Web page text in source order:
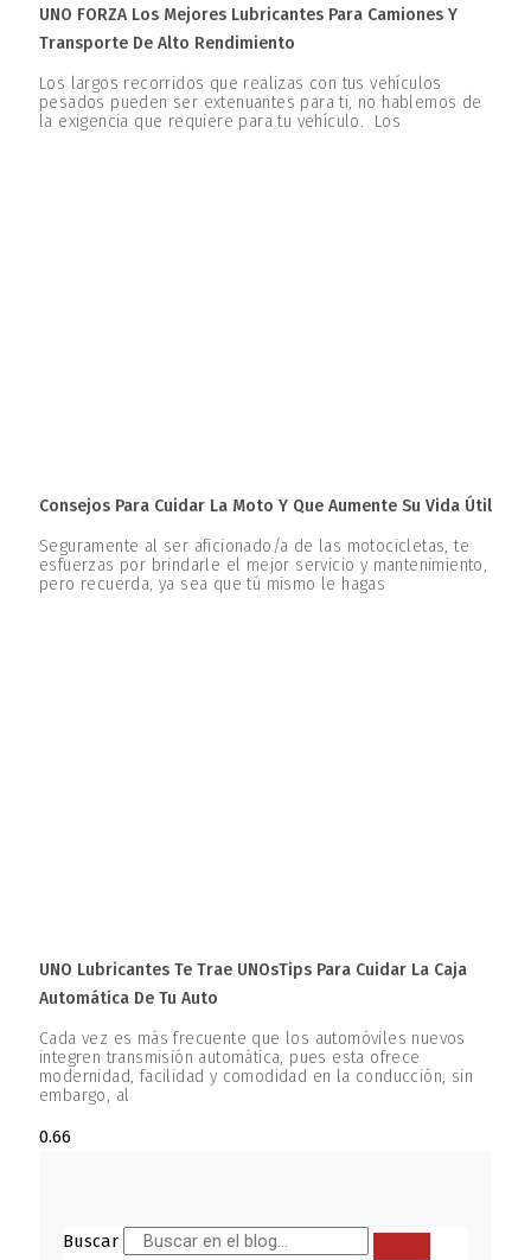
UNO FORZA Los Mejores Lubricantes Para Camiones Y
Transporte De Alto Rendimiento
Los largos recorridos que realizas con tus vehículos
pesados pueden ser extenuantes para ti, no hablemos de
la exigencia que requiere para tu vehículo. Los
Consejos Para Cuidar La Moto Y Que Aumente Su Vida Útil
Seguramente al ser aficionado/a de las motocicletas, te
esfuerzas por brindarle el mejor servicio y mantenimiento,
pero recuerda, ya sea que tú mismo le hagas
UNO Lubricantes Te Trae UNOsTips Para Cuidar La Caja
Automática De Tu Auto
Cada vez es más frecuente que los automóviles nuevos
integren transmisión automática, pues esta ofrece
modernidad, facilidad y comodidad en la conducción, sin
embargo, al
Buscar